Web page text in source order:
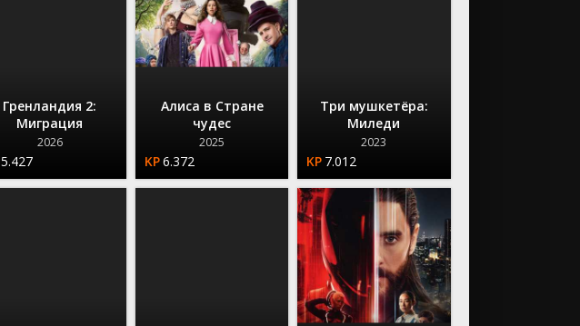
Гренландия 2:
Миграция
2026
5.427
Алиса в Стране
чудес
2025
6.372
Три мушкетёра:
Миледи
2023
7.012